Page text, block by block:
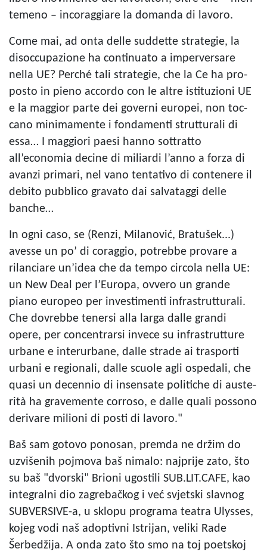
te­meno – inco­rag­giare la domanda di lavoro.
Come mai, ad onta delle sud­dette stra­te­gie, la
disoc­cu­pa­zione ha con­ti­nuato a imper­ver­sare
nella UE? Per­ché tali stra­te­gie, che la Ce ha pro­
po­sto in pieno accordo con le altre isti­tu­zioni UE
e la mag­gior parte dei governi euro­pei, non toc­
cano mini­ma­mente i fon­da­menti strut­tu­rali di
essa… I mag­giori paesi hanno sot­tratto
all’economia decine di miliardi l’anno a forza di
avanzi pri­mari, nel vano ten­ta­tivo di con­te­nere il
debito pub­blico gra­vato dai sal­va­taggi delle
banche…
In ogni caso, se (Renzi, Milanović, Bratušek...)
avesse un po’ di corag­gio, potrebbe pro­vare a
rilan­ciare un’idea che da tempo cir­cola nella UE:
un New Deal per l’Europa, ovvero un grande
piano euro­peo per inve­sti­menti infra­strut­tu­rali.
Che dovrebbe tenersi alla larga dalle grandi
opere, per con­cen­trarsi invece su infra­strut­ture
urbane e inte­rur­bane, dalle strade ai tra­sporti
urbani e regio­nali, dalle scuole agli ospe­dali, che
quasi un decen­nio di insen­sate poli­ti­che di auste­
rità ha gra­ve­mente cor­roso, e dalle quali pos­sono
deri­vare milioni di posti di lavoro."
Baš sam gotovo ponosan, premda ne držim do
uzvišenih pojmova baš nimalo: najprije zato, što
su baš "dvorski" Brioni ugostili SUB.LIT.CAFE, kao
integralni dio zagrebačkog i već svjetski slavnog
SUBVERSIVE-a, u sklopu programa teatra Ulysses,
kojeg vodi naš adoptivni Istrijan, veliki Rade
Šerbedžija. A onda zato što smo na toj poetskoj